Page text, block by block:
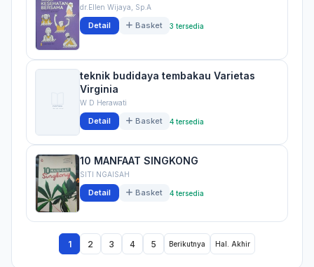
dr.Ellen Wijaya, Sp.A
Detail Basket 3 tersedia
teknik budidaya tembakau Varietas
Virginia
W D Herawati
Detail Basket 4 tersedia
10 MANFAAT SINGKONG
SITI NGAISAH
Detail Basket 4 tersedia
1 2 3 4 5 Berikutnya Hal. Akhir